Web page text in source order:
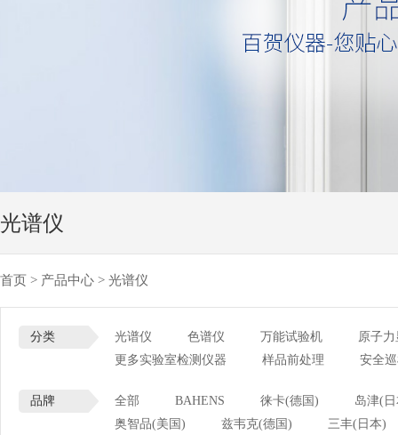
光谱仪
首页 > 产品中心 > 光谱仪
分类 光谱仪 色谱仪 万能试验机
原子
更多实验室检测仪器
样品前处理 安全
品牌 全部 BAHENS 徕卡(德国)
岛津(
奥智品(美国)
兹韦克(德国)
三丰(日本)